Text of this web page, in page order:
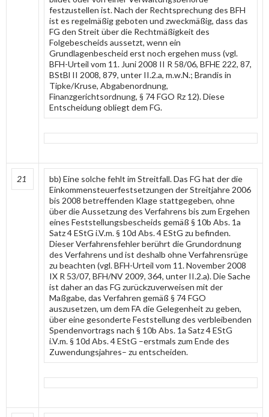
festzustellen ist. Nach der Rechtsprechung des BFH
ist es regelmäßig geboten und zweckmäßig, dass das
FG den Streit über die Rechtmäßigkeit des
Folgebescheids aussetzt, wenn ein
Grundlagenbescheid erst noch ergehen muss (vgl.
BFH-Urteil vom 11. Juni 2008 II R 58/06, BFHE 222, 87,
BStBl II 2008, 879, unter II.2.a, m.w.N.; Brandis in
Tipke/Kruse, Abgabenordnung,
Finanzgerichtsordnung, § 74 FGO Rz 12). Diese
Entscheidung obliegt dem FG.
21
bb) Eine solche fehlt im Streitfall. Das FG hat der die
Einkommensteuerfestsetzungen der Streitjahre 2006
bis 2008 betreffenden Klage stattgegeben, ohne
über die Aussetzung des Verfahrens bis zum Ergehen
eines Feststellungsbescheids gemäß § 10b Abs. 1a
Satz 4 EStG i.V.m. § 10d Abs. 4 EStG zu befinden.
Dieser Verfahrensfehler berührt die Grundordnung
des Verfahrens und ist deshalb ohne Verfahrensrüge
zu beachten (vgl. BFH-Urteil vom 11. November 2008
IX R 53/07, BFH/NV 2009, 364, unter II.2.a). Die Sache
ist daher an das FG zurückzuverweisen mit der
Maßgabe, das Verfahren gemäß § 74 FGO
auszusetzen, um dem FA die Gelegenheit zu geben,
über eine gesonderte Feststellung des verbleibenden
Spendenvortrags nach § 10b Abs. 1a Satz 4 EStG
i.V.m. § 10d Abs. 4 EStG –erstmals zum Ende des
Zuwendungsjahres– zu entscheiden.